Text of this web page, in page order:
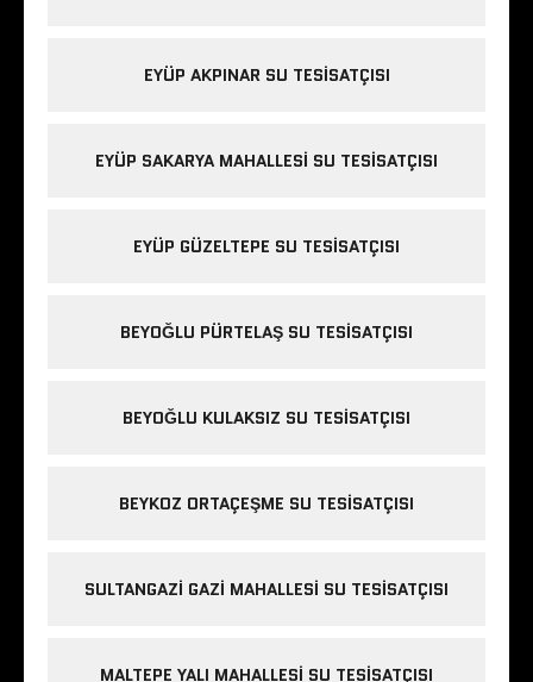
EYÜP AKPINAR SU TESISATÇISI
EYÜP SAKARYA MAHALLESI SU TESISATÇISI
EYÜP GÜZELTEPE SU TESISATÇISI
BEYOĞLU PÜRTELAŞ SU TESISATÇISI
BEYOĞLU KULAKSIZ SU TESISATÇISI
BEYKOZ ORTAÇEŞME SU TESISATÇISI
SULTANGAZI GAZI MAHALLESI SU TESISATÇISI
MALTEPE YALI MAHALLESI SU TESISATÇISI